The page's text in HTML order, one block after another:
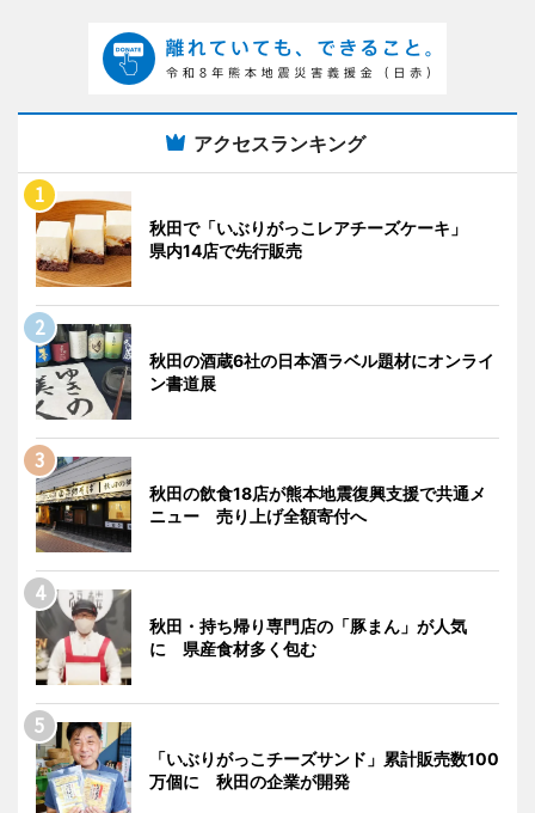
アクセスランキング
秋田で「いぶりがっこレアチーズケーキ」
県内14店で先行販売
秋田の酒蔵6社の日本酒ラベル題材にオンライ
ン書道展
秋田の飲食18店が熊本地震復興支援で共通メ
ニュー 売り上げ全額寄付へ
秋田・持ち帰り専門店の「豚まん」が人気
に 県産食材多く包む
「いぶりがっこチーズサンド」累計販売数100
万個に 秋田の企業が開発